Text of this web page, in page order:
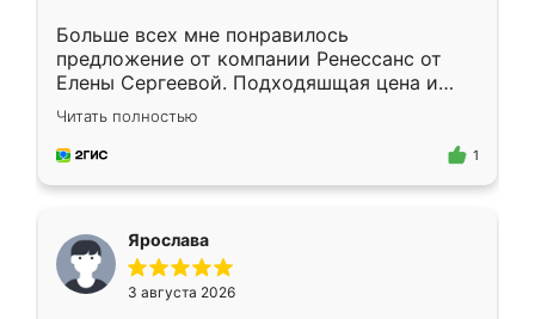
Больше всех мне понравилось
предложение от компании Ренессанс от
Елены Сергеевой. Подходяшщая цена и
короткие сроки изготовления. Приехавший
для замера сотрудник Владислав
предложил по моему эскизу самый
Читать полностью
1
Ярослава
3 августа 2026